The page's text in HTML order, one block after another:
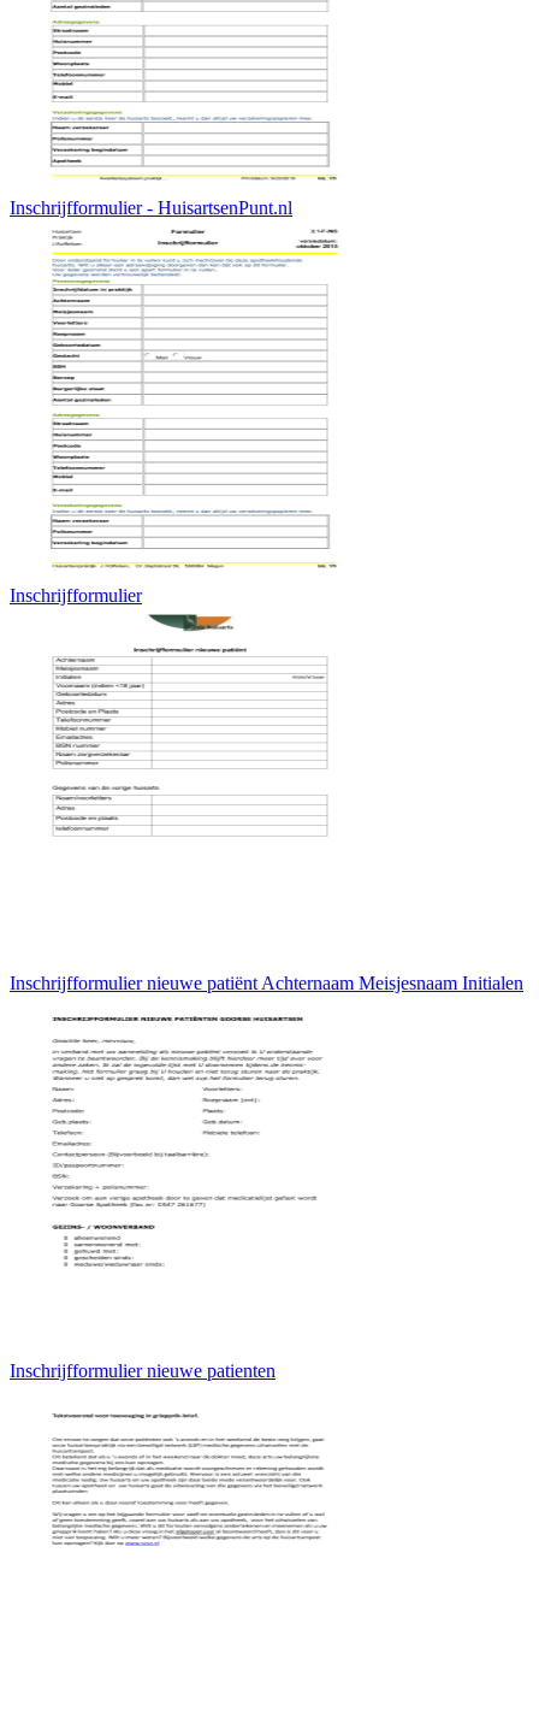
Inschrijfformulier - HuisartsenPunt.nl
Inschrijfformulier
Inschrijfformulier nieuwe patiënt Achternaam Meisjesnaam Initialen
Inschrijfformulier nieuwe patienten